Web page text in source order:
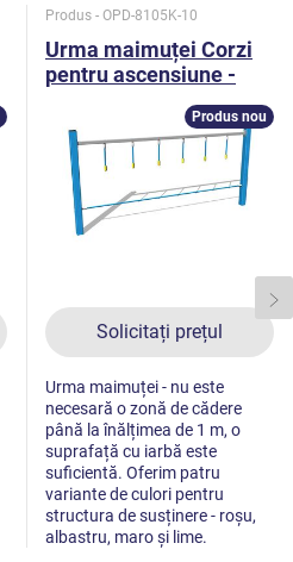
Produs - OPD-8105K-10
Urma maimuței Corzi
pentru ascensiune -
Solicitați prețul
Produs nou
Urma maimuței - nu este
necesară o zonă de cădere
până la înălțimea de 1 m, o
suprafață cu iarbă este
suficientă. Oferim patru
variante de culori pentru
structura de susținere - roșu,
albastru, maro și lime.